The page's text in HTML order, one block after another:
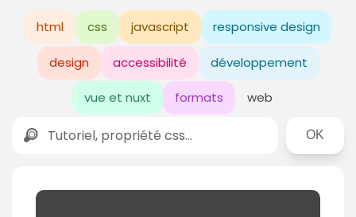
html css javascript responsive design
design accessibilité développement
vue et nuxt formats web
Rechercher